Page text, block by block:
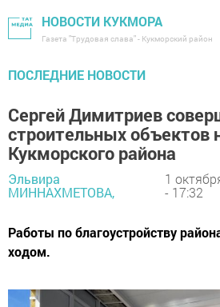
НОВОСТИ КУКМОРА
Газета "Трудовая слава" - Кукморский район
ПОСЛЕДНИЕ НОВОСТИ
Сергей Димитриев
строительных объектов
Кукморского района
Эльвира
МИННАХМЕТОВА,
1
- 17:32
Работы по благоустройству
ходом.